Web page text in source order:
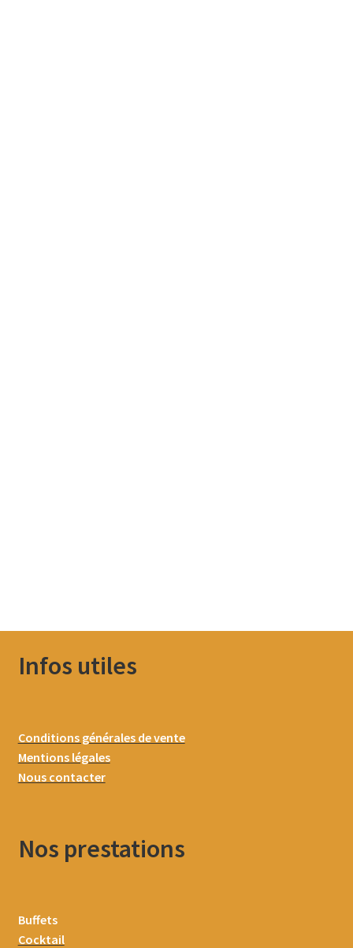
Infos utiles
Conditions générales de vente
Mentions légales
Nous contacter
Nos prestations
Buffets
Cocktail